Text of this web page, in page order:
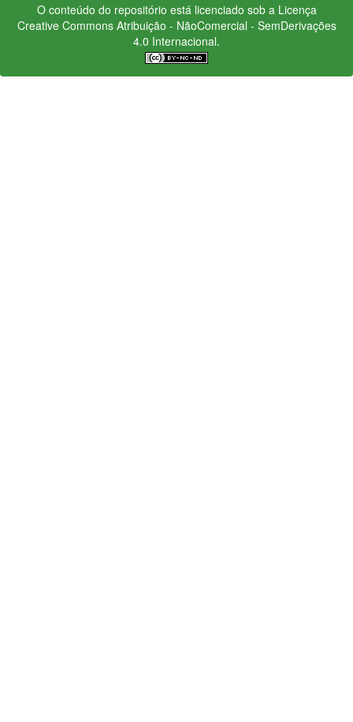
O conteúdo do repositório está licenciado sob a Licença
Creative CommonsAtribuição - NãoComercial - SemDerivações
4.0 Internacional.